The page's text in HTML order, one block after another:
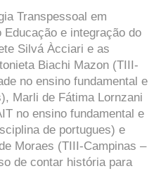
Transpessoal em
e integração do
Silvá Àcciari e as
Biachi Mazon (TIII-
no ensino fundamental e
Marli de Fátima Lornzani
no ensino fundamental e
de portugues) e
Moraes (TIII-Campinas –
de contar história para